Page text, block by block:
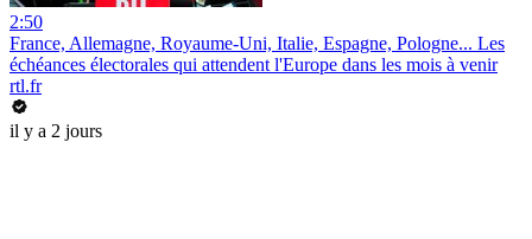
2:50
France, Allemagne, Royaume-Uni, Italie, Espagne, Pologne... Les
échéances électorales qui attendent l'Europe dans les mois à venir
rtl.fr
il y a 2 jours